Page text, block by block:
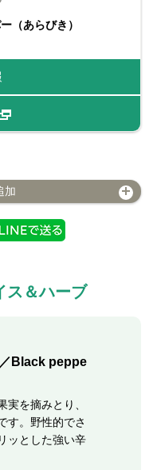
（あらびき）
加
ス＆ハーブ
Black peppe
実を摘みとり、
す。野性的でさ
ッとした強い辛